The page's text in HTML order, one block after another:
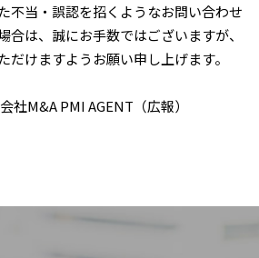
不当・誤認を招くようなお問い合わせ
合は、誠にお手数ではございますが、
だけますようお願い申し上げます。
社M&A PMI AGENT（広報）